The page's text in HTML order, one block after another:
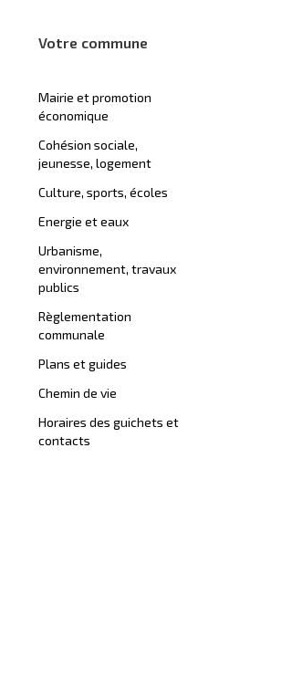
Votre commune
Mairie et promotion
économique
Cohésion sociale,
jeunesse, logement
Culture, sports, écoles
Energie et eaux
Urbanisme,
environnement, travaux
publics
Règlementation
communale
Plans et guides
Chemin de vie
Horaires des guichets et
contacts